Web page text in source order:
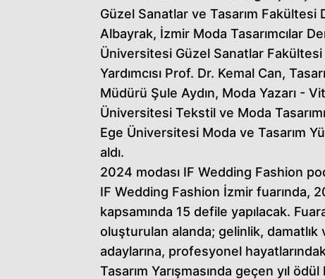
Güzel Sanatlar ve Tasarım Fakültesi
Albayrak, İzmir Moda Tasarımcılar
Üniversitesi Güzel Sanatlar
Yardımcısı Prof. Dr. Kemal Can,
Müdürü Şule Aydın, Moda Yazarı -
Üniversitesi Tekstil ve Moda
Ege Üniversitesi Moda ve Tasarım
aldı.
2024 modası IF Wedding Fashion
IF Wedding Fashion İzmir fuarında,
kapsamında 15 defile yapılacak.
oluşturulan alanda; gelinlik, damatlık
adaylarına, profesyonel
Tasarım Yarışmasında geçen yıl